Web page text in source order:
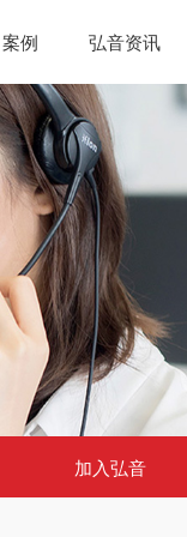
例 弘音资讯
加入弘音